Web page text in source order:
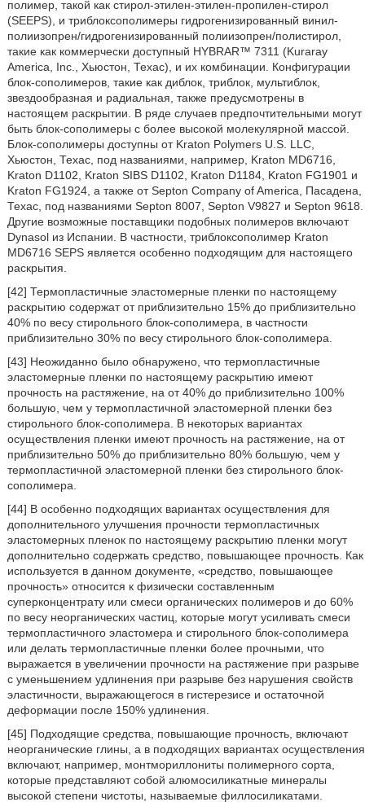
полимер, такой как стирол-этилен-этилен-пропилен-стирол
(SEEPS), и триблоксополимеры гидрогенизированный винил-
полиизопрен/гидрогенизированный полиизопрен/полистирол,
такие как коммерчески доступный HYBRAR™ 7311 (Kuraray
America, Inc., Хьюстон, Техас), и их комбинации. Конфигурации
блок-сополимеров, такие как диблок, триблок, мультиблок,
звездообразная и радиальная, также предусмотрены в
настоящем раскрытии. В ряде случаев предпочтительными могут
быть блок-сополимеры с более высокой молекулярной массой.
Блок-сополимеры доступны от Kraton Polymers U.S. LLC,
Хьюстон, Техас, под названиями, например, Kraton MD6716,
Kraton D1102, Kraton SIBS D1102, Kraton D1184, Kraton FG1901 и
Kraton FG1924, а также от Septon Company of America, Пасадена,
Техас, под названиями Septon 8007, Septon V9827 и Septon 9618.
Другие возможные поставщики подобных полимеров включают
Dynasol из Испании. В частности, триблоксополимер Kraton
MD6716 SEPS является особенно подходящим для настоящего
раскрытия.
[42] Термопластичные эластомерные пленки по настоящему
раскрытию содержат от приблизительно 15% до приблизительно
40% по весу стирольного блок-сополимера, в частности
приблизительно 30% по весу стирольного блок-сополимера.
[43] Неожиданно было обнаружено, что термопластичные
эластомерные пленки по настоящему раскрытию имеют
прочность на растяжение, на от 40% до приблизительно 100%
большую, чем у термопластичной эластомерной пленки без
стирольного блок-сополимера. В некоторых вариантах
осуществления пленки имеют прочность на растяжение, на от
приблизительно 50% до приблизительно 80% большую, чем у
термопластичной эластомерной пленки без стирольного блок-
сополимера.
[44] В особенно подходящих вариантах осуществления для
дополнительного улучшения прочности термопластичных
эластомерных пленок по настоящему раскрытию пленки могут
дополнительно содержать средство, повышающее прочность. Как
используется в данном документе, «средство, повышающее
прочность» относится к физически составленным
суперконцентрату или смеси органических полимеров и до 60%
по весу неорганических частиц, которые могут усиливать смеси
термопластичного эластомера и стирольного блок-сополимера
или делать термопластичные пленки более прочными, что
выражается в увеличении прочности на растяжение при разрыве
с уменьшением удлинения при разрыве без нарушения свойств
эластичности, выражающегося в гистерезисе и остаточной
деформации после 150% удлинения.
[45] Подходящие средства, повышающие прочность, включают
неорганические глины, а в подходящих вариантах осуществления
включают, например, монтмориллониты полимерного сорта,
которые представляют собой алюмосиликатные минералы
высокой степени чистоты, называемые филлосиликатами.